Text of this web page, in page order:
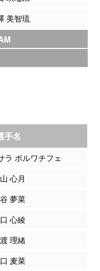
美智琉
手名
ラ ボルワチフェ
心月
夢菜
心綾
理緒
麦菜